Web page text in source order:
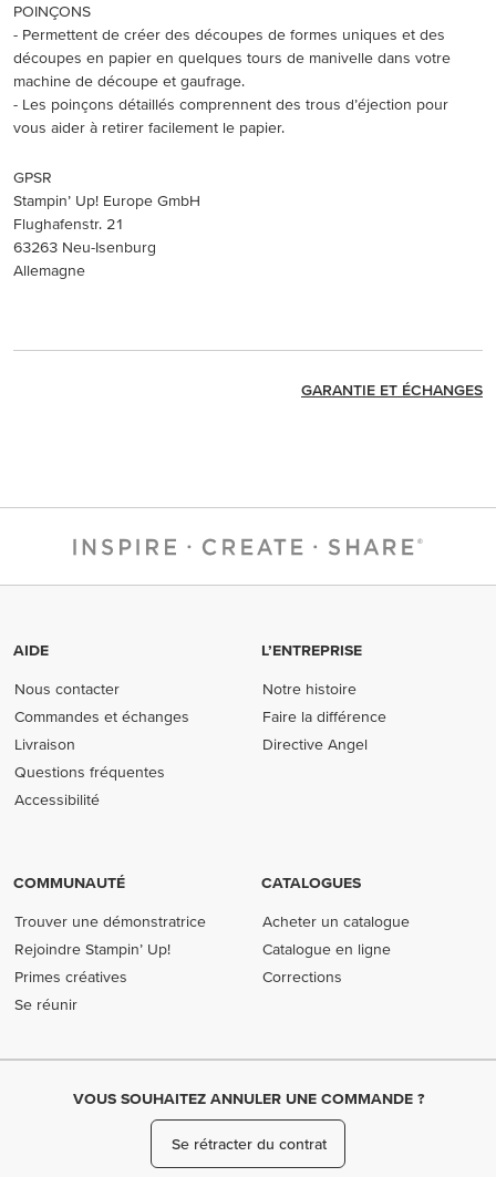
POINÇONS
- Permettent de créer des découpes de formes uniques et des
découpes en papier en quelques tours de manivelle dans votre
machine de découpe et gaufrage.
- Les poinçons détaillés comprennent des trous d’éjection pour
vous aider à retirer facilement le papier.
GPSR
Stampin’ Up! Europe GmbH
Flughafenstr. 21
63263 Neu-Isenburg
Allemagne
GARANTIE ET ÉCHANGES
AIDE
Nous contacter
Commandes et échanges
Livraison
Questions fréquentes
Accessibilité
L’ENTREPRISE
Notre histoire
Faire la différence
Directive Angel
COMMUNAUTÉ
Trouver une démonstratrice
Rejoindre Stampin’ Up!
Primes créatives
Se réunir
CATALOGUES
Acheter un catalogue
Catalogue en ligne
Corrections
VOUS SOUHAITEZ ANNULER UNE COMMANDE ?
Se rétracter du contrat